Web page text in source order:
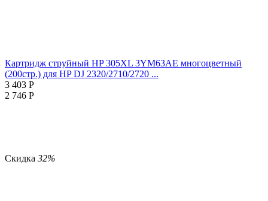
Картридж струйный HP 305XL 3YM63AE многоцветный
(200стр.) для HP DJ 2320/2710/2720 ...
3 403 Р
2 746 Р
Скидка 32%